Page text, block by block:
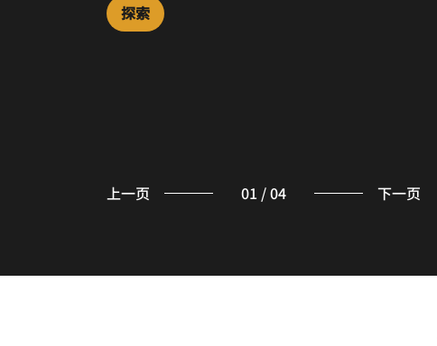
探索
探索
探索
探索
上一页 01 /04 下一页